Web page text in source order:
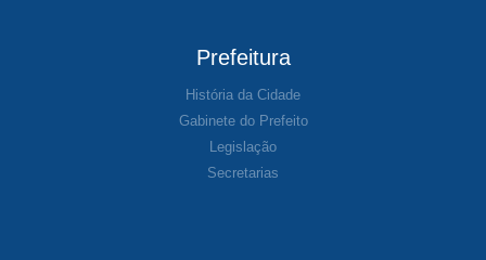
Prefeitura
História da Cidade
Gabinete do Prefeito
Legislação
Secretarias